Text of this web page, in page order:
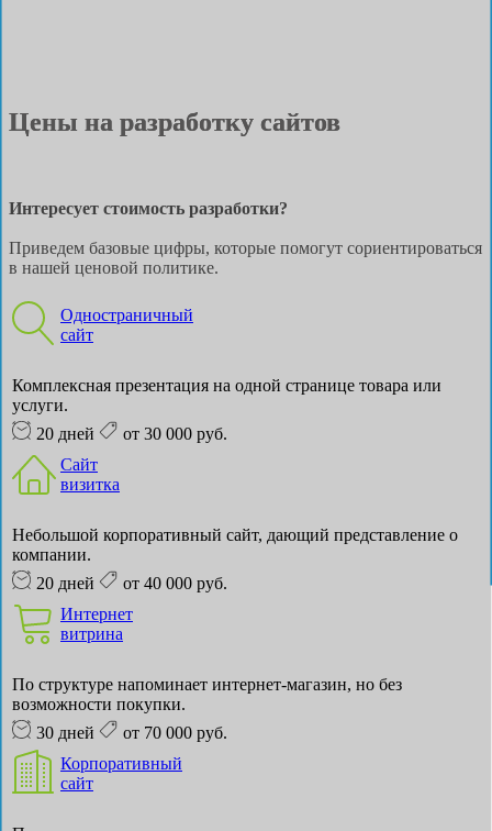
Цены на разработку сайтов
Интересует стоимость разработки?
Приведем базовые цифры, которые помогут сориентироваться
в нашей ценовой политике.
Одностраничный
сайт
Комплексная презентация на одной странице товара или
услуги.
20 дней
от 30 000 руб.
Сайт
визитка
Небольшой корпоративный сайт, дающий представление о
компании.
20 дней
от 40 000 руб.
Интернет
витрина
По структуре напоминает интернет-магазин, но без
возможности покупки.
30 дней
от 70 000 руб.
Корпоративный
сайт